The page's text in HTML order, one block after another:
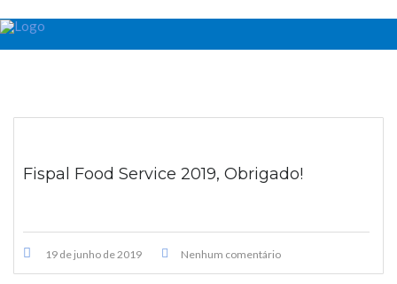
Fispal Food Service 2019, Obrigado!
19 de junho de 2019 Nenhum comentário